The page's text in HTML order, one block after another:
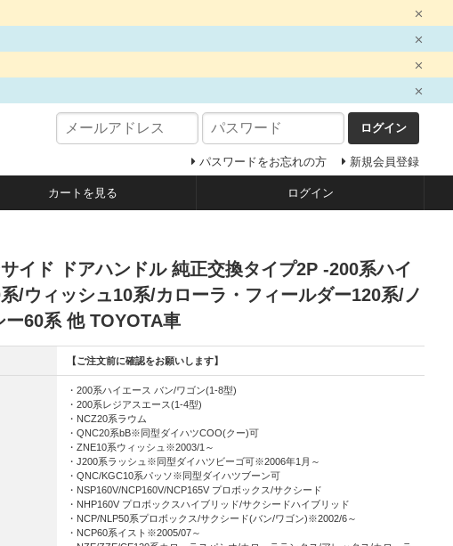
ログイン
パスワードをお忘れの方 新規会員登録
カートを見る ログイン
イド ドアハンドル 純正交換タイプ2P -200系ハイ
/ウィッシュ10系/カローラ・フィールダー120系/ノ
ー60系 他 TOYOTA車
【ご注文前に確認をお願いします】
・200系ハイエース バン/ワゴン(1-8型)
・200系レジアスエース(1-4型)
・NCZ20系ラウム
・QNC20系bB※同型ダイハツCOO(クー)可
・ZNE10系ウィッシュ※2003/1～
・J200系ラッシュ※同型ダイハツビーゴ可※2006年1月～
・QNC/KGC10系パッソ※同型ダイハツブーン可
・NSP160V/NCP160V/NCP165V プロボックス/サクシード
・NHP160V プロボックスハイブリッド/サクシードハイブリッド
・NCP/NLP50系プロボックス/サクシード(バン/ワゴン)※2002/6～
・NCP60系イスト※2005/07～